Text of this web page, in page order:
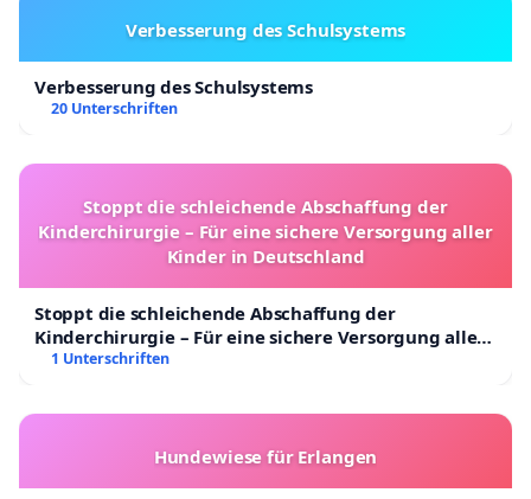
Verbesserung des Schulsystems
Verbesserung des Schulsystems
20 Unterschriften
Stoppt die schleichende Abschaffung der
Kinderchirurgie – Für eine sichere Versorgung aller
Kinder in Deutschland
Stoppt die schleichende Abschaffung der
Kinderchirurgie – Für eine sichere Versorgung aller
Kinder in Deutschland
1 Unterschriften
Hundewiese für Erlangen